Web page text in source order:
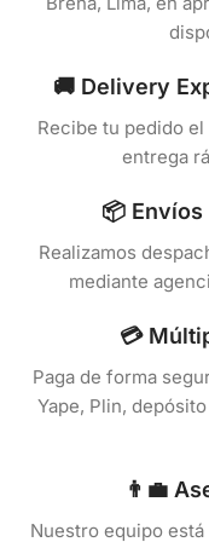
🚚 Delivery
Recibe tu pedido
entrega
📦 Envíos
Realizamos
mediante
💳
Paga de forma
Yape, Plin,
👨‍💼
Nuestro equipo